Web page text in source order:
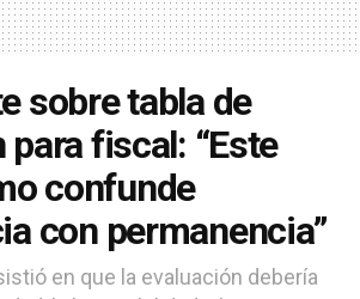
sobre tabla de
fiscal: “Este
confunde
con permanencia”
en que la evaluación debería